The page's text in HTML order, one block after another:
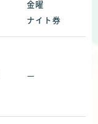
金曜
ナイト券
ー